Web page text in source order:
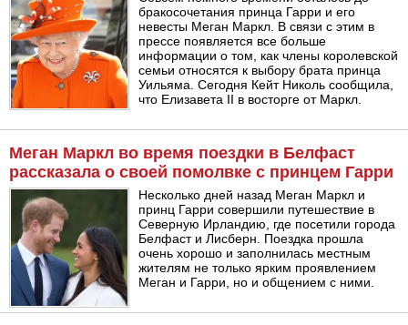
бракосочетания принца Гарри и его
невесты Меган Маркл. В связи с этим в
прессе появляется все больше
информации о том, как члены королевской
семьи относятся к выбору брата принца
Уильяма. Сегодня Кейт Николь сообщила,
что Елизавета II в восторге от Маркл.
Меган Маркл во время поездки в Белфаст
рассказала о своей помолвке с принцем Гарри
Несколько дней назад Меган Маркл и
принц Гарри совершили путешествие в
Северную Ирландию, где посетили города
Белфаст и Лисберн. Поездка прошла
очень хорошо и заполнилась местным
жителям не только ярким проявлением
Меган и Гарри, но и общением с ними.